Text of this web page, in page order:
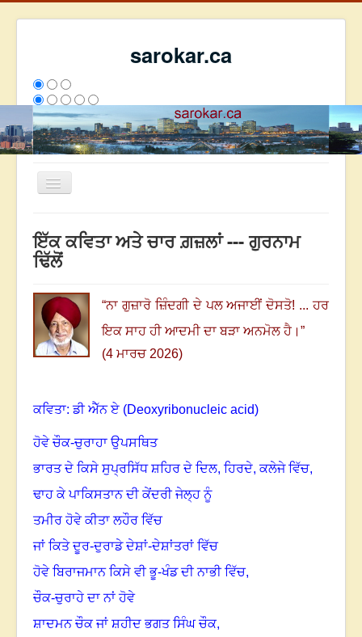
sarokar.ca
Toggle
ਰਚਨਾਵਾਂ
ਸੰਪਰਕ
We have 243 guests and no members online
2806772
ਇਸ ਹਫਤੇ
ਇੱਕ ਕਵਿਤਾ ਅਤੇ ਚਾਰ ਗ਼ਜ਼ਲਾਂ --- ਗੁਰਨਾਮ
ਢਿੱਲੋਂ
“ਨਾ ਗੁਜ਼ਾਰੋ ਜ਼ਿੰਦਗੀ ਦੇ ਪਲ ਅਜਾਈਂ ਦੋਸਤੋ! ...ਹਰ
ਇਕ ਸਾਹ ਹੀ ਆਦਮੀ ਦਾ ਬੜਾ ਅਨਮੋਲ ਹੈ। ”
(4 ਮਾਰਚ 2026)
ਕਵਿਤਾ: ਡੀ ਐੱਨ ਏ (Deoxyribonucleic acid)
ਹੋਵੇ ਚੌਕ-ਚੁਰਾਹਾ ਉਪਸਥਿਤ
ਭਾਰਤ ਦੇ ਕਿਸੇ ਸੁਪ੍ਰਸਿੱਧ ਸ਼ਹਿਰ ਦੇ ਦਿਲ, ਹਿਰਦੇ, ਕਲੇਜੇ ਵਿੱਚ,
ਢਾਹ ਕੇ ਪਾਕਿਸਤਾਨ ਦੀ ਕੇਂਦਰੀ ਜੇਲ੍ਹ ਨੂੰ
ਤਮੀਰ ਹੋਵੇ ਕੀਤਾ ਲਹੌਰ ਵਿੱਚ
ਜਾਂ ਕਿਤੇ ਦੂਰ-ਦੁਰਾਡੇ ਦੇਸ਼ਾਂ-ਦੇਸ਼ਾਂਤਰਾਂ ਵਿੱਚ
ਹੋਵੇ ਬਿਰਾਜਮਾਨ ਕਿਸੇ ਵੀ ਭੂ-ਖੰਡ ਦੀ ਨਾਭੀ ਵਿੱਚ,
ਚੌਕ-ਚੁਰਾਹੇ ਦਾ ਨਾਂ ਹੋਵੇ
ਸ਼ਾਦਮਨ ਚੌਕ ਜਾਂ ਸ਼ਹੀਦ ਭਗਤ ਸਿੰਘ ਚੌਕ,